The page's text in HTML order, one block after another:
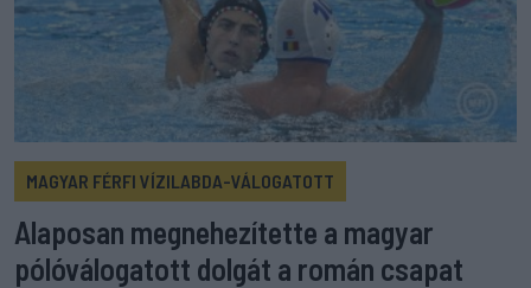
MAGYAR FÉRFI VÍZILABDA-VÁLOGATOTT
Alaposan megnehezítette a magyar
pólóválogatott dolgát a román csapat